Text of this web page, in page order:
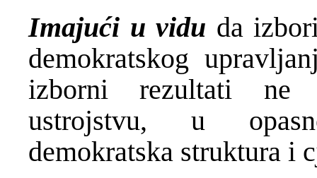
Imajući u vidu da
demokratskog
izborni rezultati ne
ustrojstvu, u
demokratska struktura i